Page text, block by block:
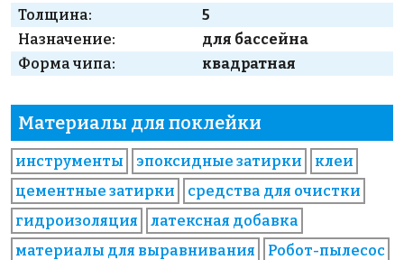
Толщина:
5
Назначение:
для бассейна
Форма чипа:
квадратная
Материалы для поклейки
инструменты эпоксидные затирки
клеи
цементные затирки
средства для очистки
гидроизоляция
латексная добавка
материалы для выравнивания
Робот-пылесос